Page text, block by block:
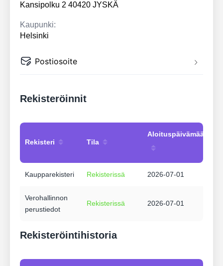
Kansipolku 2 40420 JYSKÄ
Kaupunki:
Helsinki
Postiosoite
Rekisteröinnit
Rekisteri Tila
Aloituspäivämäärä
Kaupparekisteri Rekisterissä 2026-07-01
Verohallinnon
perustiedot
Rekisterissä 2026-07-01
Rekisteröintihistoria